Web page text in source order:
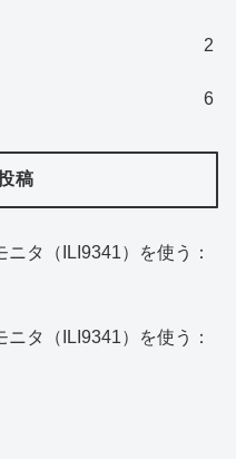
2
6
稿
タ（ILI9341）を使う：
タ（ILI9341）を使う：